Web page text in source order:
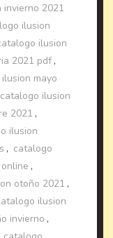
2021
ilusion
ilusion
2021 pdf ,
mayo
catalogo ilusion
2021 ,
ilusion
, catalogo
,
otoño 2021 ,
ilusion
invierno ,